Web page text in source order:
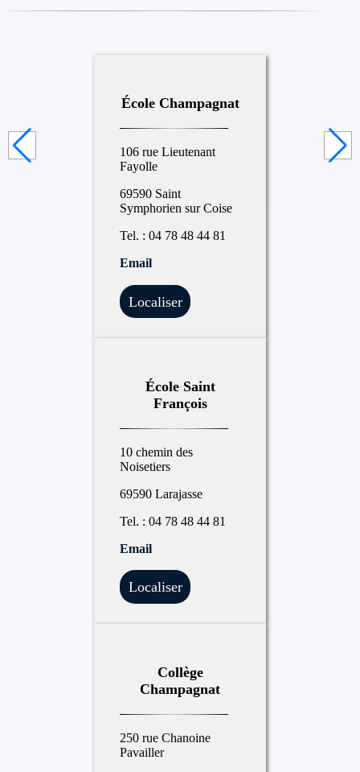
École Champagnat
106 rue Lieutenant
Fayolle
69590 Saint
Symphorien sur Coise
Tel. : 04 78 48 44 81
Email
Localiser
École Saint
François
10 chemin des
Noisetiers
69590 Larajasse
Tel. : 04 78 48 44 81
Email
Localiser
Collège
Champagnat
250 rue Chanoine
Pavailler